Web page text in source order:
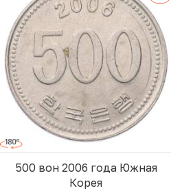
500 вон 2006 года Южная
Корея